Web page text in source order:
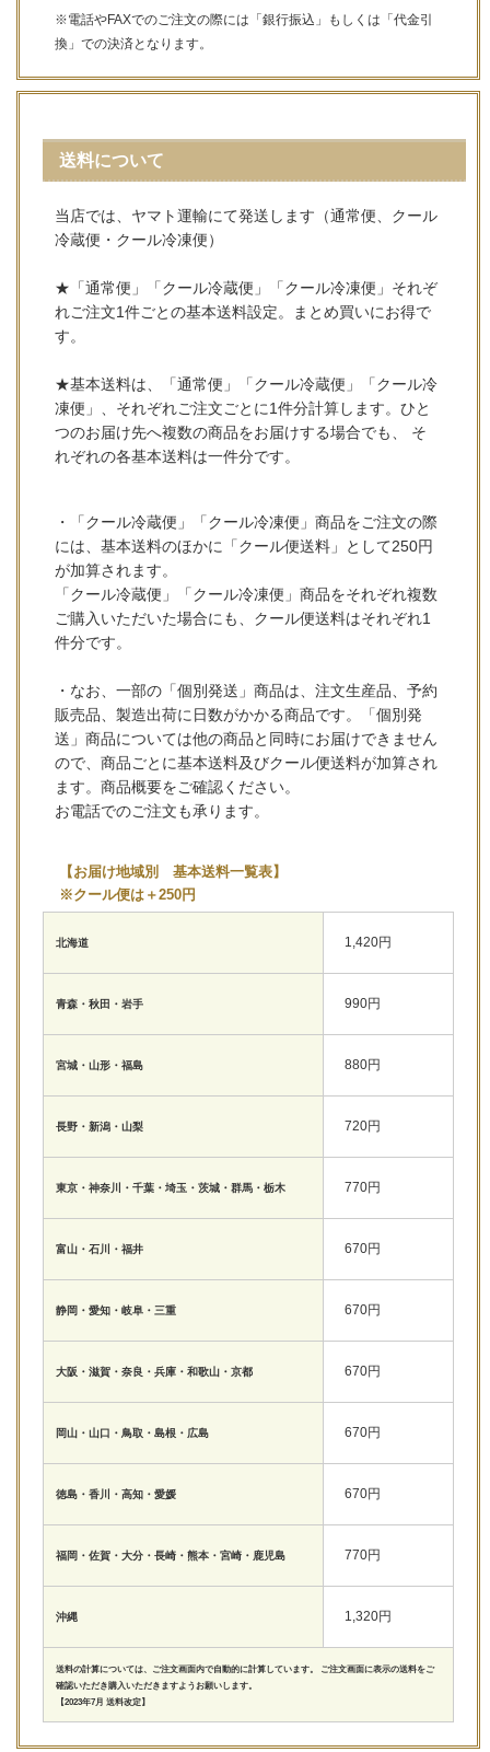
※電話やFAXでのご注文の際には「銀行振込」もしくは「代金引
換」での決済となります。
送料について
当店では、ヤマト運輸にて発送します（通常便、クール
冷蔵便・クール冷凍便）
★「通常便」「クール冷蔵便」「クール冷凍便」それぞ
れご注文1件ごとの基本送料設定。まとめ買いにお得で
す。
★基本送料は、「通常便」「クール冷蔵便」「クール冷
凍便」、それぞれご注文ごとに1件分計算します。ひと
つのお届け先へ複数の商品をお届けする場合でも、 そ
れぞれの各基本送料は一件分です。
・「クール冷蔵便」「クール冷凍便」商品をご注文の際
には、基本送料のほかに「クール便送料」として250円
が加算されます。
「クール冷蔵便」「クール冷凍便」商品をそれぞれ複数
ご購入いただいた場合にも、クール便送料はそれぞれ1
件分です。
・なお、一部の「個別発送」商品は、注文生産品、予約
販売品、製造出荷に日数がかかる商品です。「個別発
送」商品については他の商品と同時にお届けできません
ので、商品ごとに基本送料及びクール便送料が加算され
ます。商品概要をご確認ください。
お電話でのご注文も承ります。
【お届け地域別 基本送料一覧表】
※クール便は＋250円
北海道 1,420円
青森・秋田・岩手 990円
宮城・山形・福島 880円
長野・新潟・山梨 720円
東京・神奈川・千葉・埼玉・茨城・群馬・栃木 770円
富山・石川・福井 670円
静岡・愛知・岐阜・三重 670円
大阪・滋賀・奈良・兵庫・和歌山・京都 670円
岡山・山口・鳥取・島根・広島 670円
徳島・香川・高知・愛媛 670円
福岡・佐賀・大分・長崎・熊本・宮崎・鹿児島 770円
沖縄 1,320円
送料の計算については、ご注文画面内で自動的に計算しています。 ご注文画面に表示の送料をご
確認いただき購入いただきますようお願いします。
【2023年7月 送料改定】